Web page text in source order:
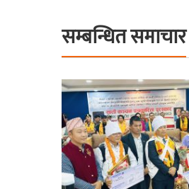
सम्बन्धित समाचार